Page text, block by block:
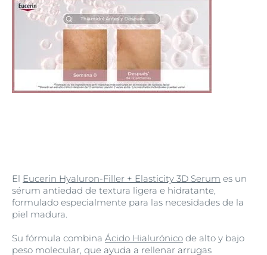
El Eucerin Hyaluron-Filler + Elasticity 3D Serum es un
sérum antiedad de textura ligera e hidratante,
formulado especialmente para las necesidades de la
piel madura.
Su fórmula combina Ácido Hialurónico de alto y bajo
peso molecular, que ayuda a rellenar arrugas